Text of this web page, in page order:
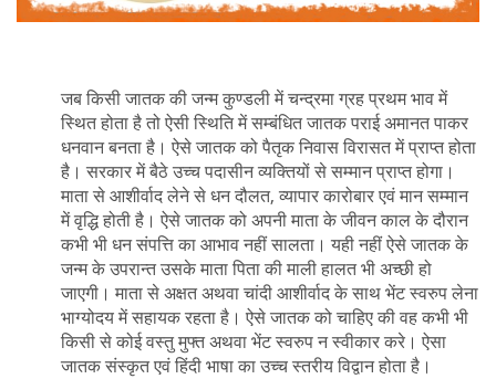
जब किसी जातक की जन्म कुण्डली में चन्द्रमा ग्रह प्रथम भाव में
स्थित होता है तो ऐसी स्थिति में सम्बंधित जातक पराई अमानत पाकर
धनवान बनता है। ऐसे जातक को पैतृक निवास विरासत में प्राप्त होता
है। सरकार में बैठे उच्च पदासीन व्यक्तियों से सम्मान प्राप्त होगा।
माता से आशीर्वाद लेने से धन दौलत, व्यापार कारोबार एवं मान सम्मान
में वृद्धि होती है। ऐसे जातक को अपनी माता के जीवन काल के दौरान
कभी भी धन संपत्ति का आभाव नहीं सालता। यही नहीं ऐसे जातक के
जन्म के उपरान्त उसके माता पिता की माली हालत भी अच्छी हो
जाएगी। माता से अक्षत अथवा चांदी आशीर्वाद के साथ भेंट स्वरुप लेना
भाग्योदय में सहायक रहता है। ऐसे जातक को चाहिए की वह कभी भी
किसी से कोई वस्तु मुफ्त अथवा भेंट स्वरुप न स्वीकार करे। ऐसा
जातक संस्कृत एवं हिंदी भाषा का उच्च स्तरीय विद्वान होता है।